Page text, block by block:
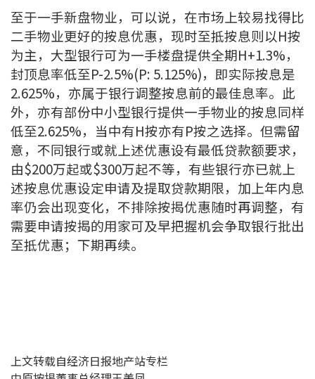
统计数据库
按揭快趣智识
按揭智库
楼按专栏
按揭百科
实时银行资讯
装修·保险优惠
免费装修转介服务
保险资讯专栏
至于一手新盘物业，可以说，在市场上较易找得比
二手物业更好的按息优惠，现时至抵按息则以H按
为主，大型银行可为一手楼盘提供全期H+1.3%，
封顶息率低至P-2.5%(P: 5.125%)，即实际按息是
2.625%，亦属于银行调整按息前的最佳息率。此
外，亦有部份中小型银行提供一手物业的按息同样
低至2.625%，当中有H按亦有P按之选择。但需留
意，不同银行或就上述优惠设有最低贷款额要求，
由$200万起或$300万起不等，有些银行亦已就上
述按息优惠设定申请及提取贷款期限，加上年内息
率仍会出现变化，不排除按揭优惠随时再调整，有
需要申请按揭的用家可及早把握机会争取银行批出
至抵优惠；下期再续。
上文转载自经济日报地产站专栏